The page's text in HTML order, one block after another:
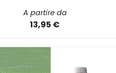
A partire da
13,95 €